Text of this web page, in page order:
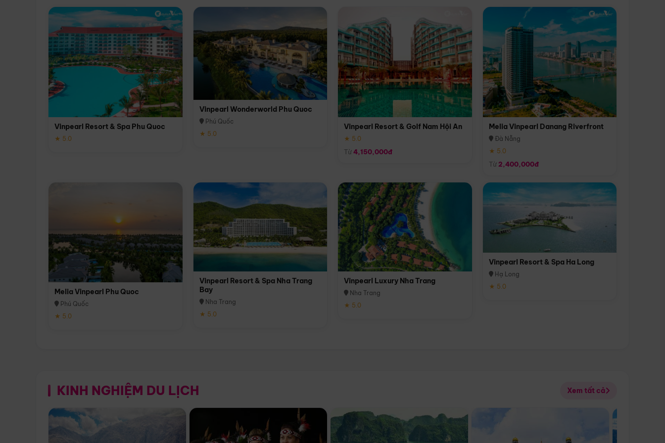
Vinpearl Resort & Spa Phu Quoc
★ 5.0
Vinpearl Wonderworld Phu Quoc
Phú Quốc
★ 5.0
Vinpearl Resort & Golf Nam Hội An
★ 5.0
Từ4,150,000đ
Melia Vinpearl Danang Riverfront
Đà Nẵng
★ 5.0
Từ 2,400,000đ
Melia Vinpearl Phu Quoc
Phú Quốc
★ 5.0
Vinpearl Resort & Spa Nha Trang
Bay
Nha Trang
★ 5.0
Vinpearl Luxury Nha Trang
Nha Trang
★ 5.0
Vinpearl Resort & Spa Ha Long
Hạ Long
★ 5.0
KINH NGHIỆM DU LỊCH Xem tất cả